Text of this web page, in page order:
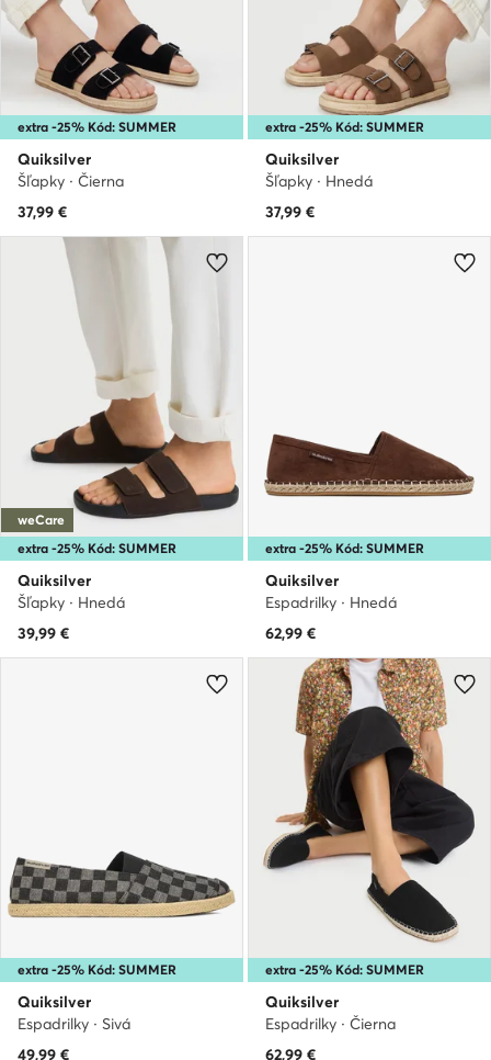
extra -25% Kód: SUMMER
Quiksilver
Šľapky · Čierna
37,99 €
extra -25% Kód: SUMMER
Quiksilver
Šľapky · Hnedá
37,99 €
extra -25% Kód: SUMMER
weCare
Quiksilver
Šľapky · Hnedá
39,99 €
extra -25% Kód: SUMMER
Quiksilver
Espadrilky · Hnedá
62,99 €
extra -25% Kód: SUMMER
Quiksilver
Espadrilky · Sivá
49,99 €
extra -25% Kód: SUMMER
Quiksilver
Espadrilky · Čierna
62,99 €